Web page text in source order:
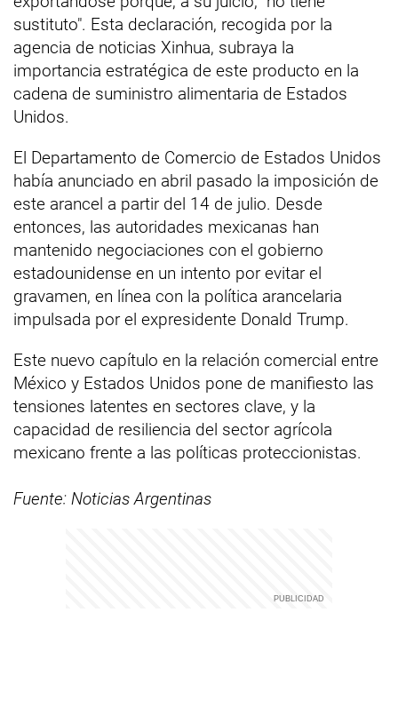
sustituto". Esta declaración, recogida por la
agencia de noticias Xinhua, subraya la
importancia estratégica de este producto en la
cadena de suministro alimentaria de Estados
Unidos.
El Departamento de Comercio de Estados Unidos
había anunciado en abril pasado la imposición de
este arancel a partir del 14 de julio. Desde
entonces, las autoridades mexicanas han
mantenido negociaciones con el gobierno
estadounidense en un intento por evitar el
gravamen, en línea con la política arancelaria
impulsada por el expresidente Donald Trump.
Este nuevo capítulo en la relación comercial entre
México y Estados Unidos pone de manifiesto las
tensiones latentes en sectores clave, y la
capacidad de resiliencia del sector agrícola
mexicano frente a las políticas proteccionistas.
Fuente: Noticias Argentinas